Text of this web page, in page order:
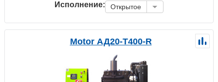
Исполнение: Открытое
Motor АД20-Т400-R